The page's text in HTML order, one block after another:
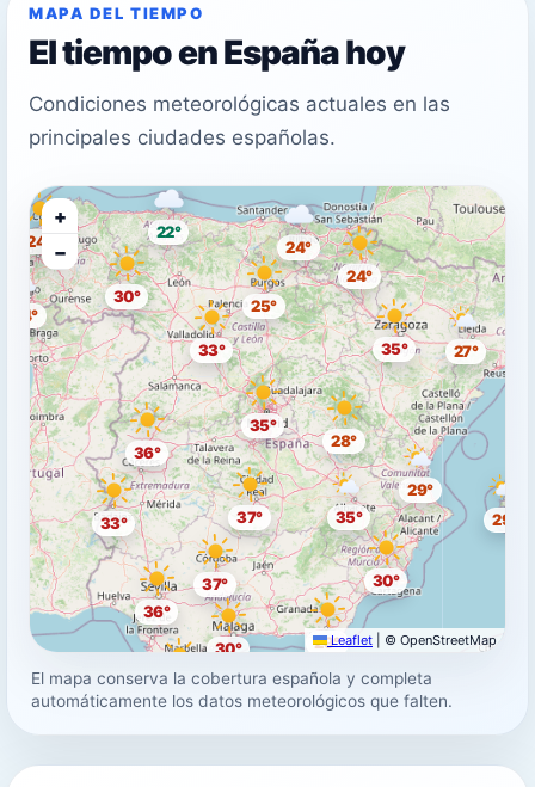
MAPA DEL TIEMPO
El tiempo en España hoy
Condiciones meteorológicas actuales en las
principales ciudades españolas.
35°
29°
35°
36°
30°
30°
24°
37°
33°
24°
22°
24°
24°
29°
25°
35°
33°
27°
31°
37°
30°
29°
28°
36°
+
−
Leaflet © OpenStreetMap
El mapa conserva la cobertura española y completa
automáticamente los datos meteorológicos que falten.